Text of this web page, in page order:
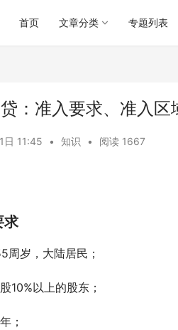
首页 文章分类 专题列表
：准入要求、准入区
日 11:45 • 知识 • 阅读 1667
求
周岁，大陆居民；
10%以上的股东；
；